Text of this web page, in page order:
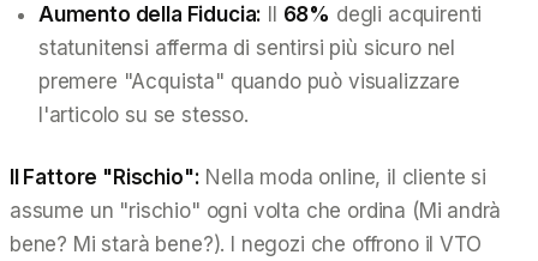
Aumento della Fiducia: Il 68% degli acquirenti
statunitensi afferma di sentirsi più sicuro nel
premere "Acquista" quando può visualizzare
l'articolo su se stesso.
Il Fattore "Rischio": Nella moda online, il cliente si
assume un "rischio" ogni volta che ordina (Mi andrà
bene? Mi starà bene?). I negozi che offrono il VTO